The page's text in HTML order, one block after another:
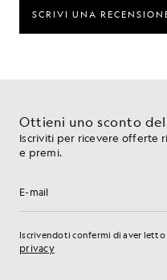
Ottieni uno sconto del
Iscriviti per ricevere offerte
e premi.
Indirizzo e-mail
Iscrivendoti confermi di aver
privacy